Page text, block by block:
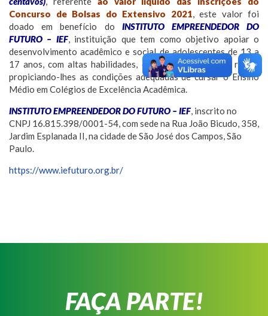
Concurso de Bolsas do Extensivo 2021, este valor foi
doado em benefício do INSTITUTO EMPREENDEDOR DO
FUTURO – IEF, instituição que tem como objetivo apoiar o
desenvolvimento acadêmico e social de adolescentes de 13 a
17 anos, com altas habilidades, de famílias com baixa renda,
propiciando-lhes as condições adequadas de cursar o Ensino
Médio em Colégios de Excelência Acadêmica. ⠀
INSTITUTO EMPREENDEDOR DO FUTURO – IEF, inscrito no
CNPJ 16.815.398/0001-54, com sede na Rua João Bicudo, 358,
Jardim Esplanada II, na cidade de São José dos Campos, São
Paulo. ⠀
https://www.iefuturo.org.br/
FAÇA PARTE!